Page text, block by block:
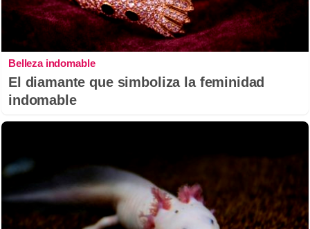
Belleza indomable
El diamante que simboliza la feminidad
indomable